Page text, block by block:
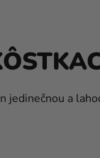
jedinečnou a